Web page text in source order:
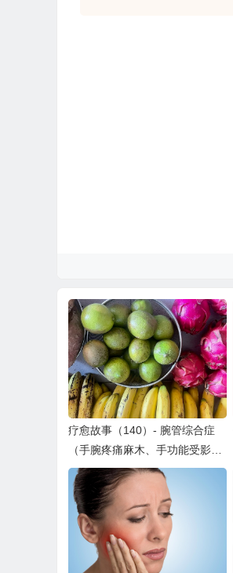
疗愈故事（140）- 腕管综合症
（手腕疼痛麻木、手功能受影
响）